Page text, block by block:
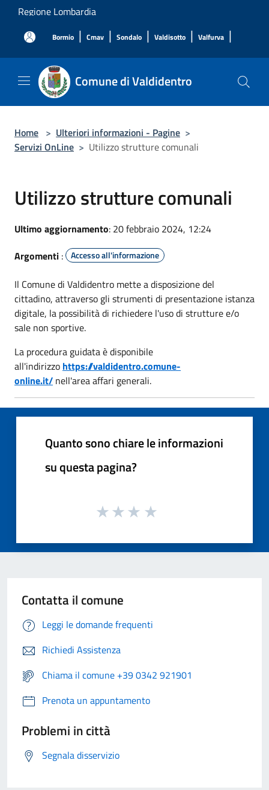
Salta al contenuto principale
Regione Lombardia
Bormio | Cmav | Sondalo | Valdisotto | Valfurva |
Comune di Valdidentro
Home > Ulteriori informazioni - Pagine >
Servizi OnLine > Utilizzo strutture comunali
Utilizzo strutture comunali
Ultimo aggiornamento: 20 febbraio 2024, 12:24
Argomenti : Accesso all'informazione
Il Comune di Valdidentro mette a disposizione del
cittadino, attraverso gli strumenti di presentazione istanza
digitale, la possibilità di richiedere l'uso di strutture e/o
sale non sportive.
La procedura guidata è disponibile
all'indirizzo https://valdidentro.comune-
online.it/ nell'area affari generali.
Quanto sono chiare le informazioni
su questa pagina?
Contatta il comune
Leggi le domande frequenti
Richiedi Assistenza
Chiama il comune +39 0342 921901
Prenota un appuntamento
Problemi in città
Segnala disservizio